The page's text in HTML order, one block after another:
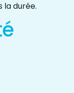
la durée.